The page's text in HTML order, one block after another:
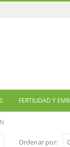
FERTILIDAD Y
Ordenar por: